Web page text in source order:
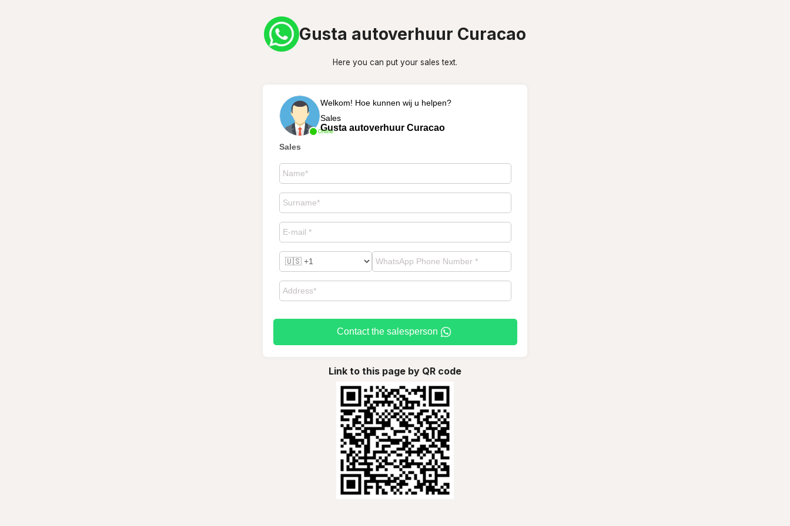
Gusta autoverhuur Curacao
Here you can put your sales text.
Online
Welkom! Hoe kunnen wij u helpen?
Sales
Gusta autoverhuur Curacao
Sales
Contact the salesperson
Link to this page by QR code